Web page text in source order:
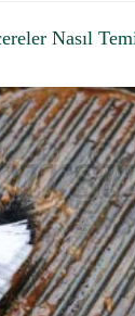
Nasıl